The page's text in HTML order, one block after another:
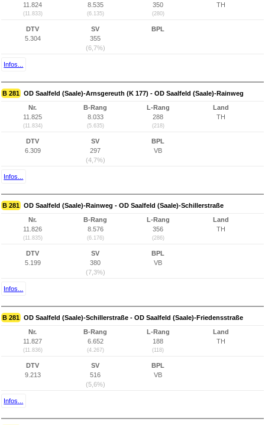
11.824
(11.833)
8.535
(6.135)
350
(280)
TH
DTV
5.304
SV
355
(6,7%)
BPL
Infos...
B 281 OD Saalfeld (Saale)-Arnsgereuth (K 177) - OD Saalfeld (Saale)-Rainweg
Nr.
11.825
(11.834)
B-Rang
8.033
(5.635)
L-Rang
288
(218)
Land
TH
DTV
6.309
SV
297
(4,7%)
BPL
VB
Infos...
B 281 OD Saalfeld (Saale)-Rainweg - OD Saalfeld (Saale)-Schillerstraße
Nr.
11.826
(11.835)
B-Rang
8.576
(6.176)
L-Rang
356
(286)
Land
TH
DTV
5.199
SV
380
(7,3%)
BPL
VB
Infos...
B 281 OD Saalfeld (Saale)-Schillerstraße - OD Saalfeld (Saale)-Friedensstraße
Nr.
11.827
(11.836)
B-Rang
6.652
(4.267)
L-Rang
188
(118)
Land
TH
DTV
9.213
SV
516
(5,6%)
BPL
VB
Infos...